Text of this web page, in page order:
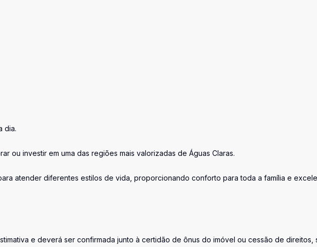
dia.
ou investir em uma das regiões mais valorizadas de Águas Claras.
atender diferentes estilos de vida, proporcionando conforto para toda a família e
e deverá ser confirmada junto à certidão de ônus do imóvel ou cessão de direitos,